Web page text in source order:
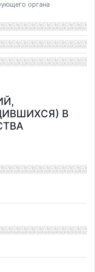
органа
В